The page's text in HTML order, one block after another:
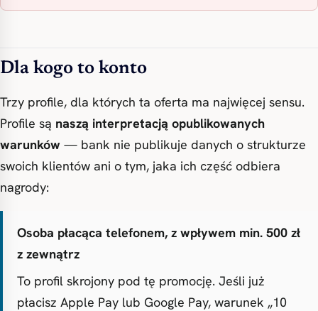
Dla kogo to konto
Trzy profile, dla których ta oferta ma najwięcej sensu.
Profile są naszą interpretacją opublikowanych
warunków — bank nie publikuje danych o strukturze
swoich klientów ani o tym, jaka ich część odbiera
nagrody:
Osoba płacąca telefonem, z wpływem min. 500 zł
z zewnątrz
To profil skrojony pod tę promocję. Jeśli już
płacisz Apple Pay lub Google Pay, warunek „10